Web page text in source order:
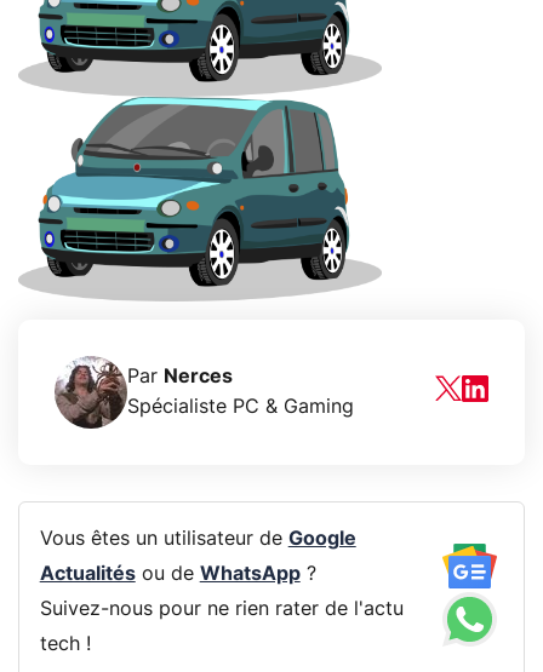
Par Nerces
Spécialiste PC & Gaming
Vous êtes un utilisateur de Google
Actualitésou de WhatsApp?
Suivez-nous pour ne rien rater de l'actu
tech !